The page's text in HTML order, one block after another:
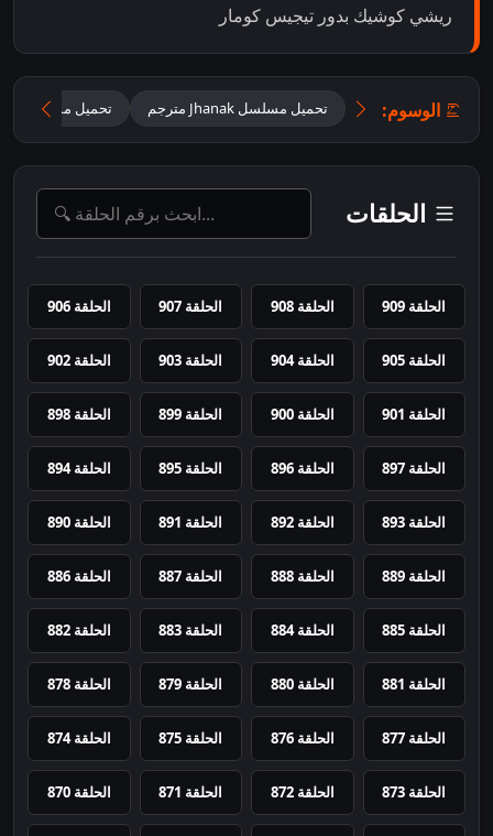
ريشي كوشيك بدور تيجيس كومار
الوسوم: تحميل مسلسل Jhanak مترجم تحميل مسلسل
الحلقات
الحلقة 909 الحلقة 908 الحلقة 907 الحلقة 906
الحلقة 905 الحلقة 904 الحلقة 903 الحلقة 902
الحلقة 901 الحلقة 900 الحلقة 899 الحلقة 898
الحلقة 897 الحلقة 896 الحلقة 895 الحلقة 894
الحلقة 893 الحلقة 892 الحلقة 891 الحلقة 890
الحلقة 889 الحلقة 888 الحلقة 887 الحلقة 886
الحلقة 885 الحلقة 884 الحلقة 883 الحلقة 882
الحلقة 881 الحلقة 880 الحلقة 879 الحلقة 878
الحلقة 877 الحلقة 876 الحلقة 875 الحلقة 874
الحلقة 873 الحلقة 872 الحلقة 871 الحلقة 870